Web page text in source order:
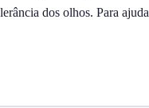
dos olhos. Para